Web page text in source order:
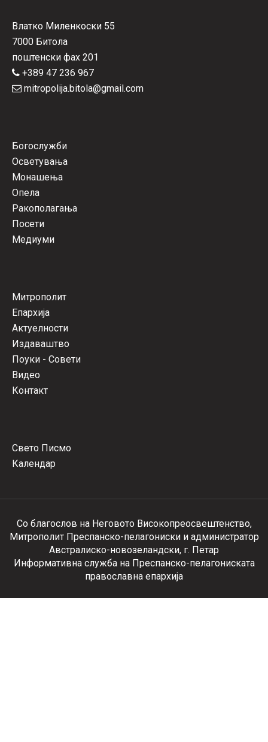
Влатко Миленкоски 55
7000 Битола
поштенски фах 201
+389 47 236 967
mitropolija.bitola@gmail.com
Богослужби
Осветувања
Монашења
Опела
Ракополагања
Посети
Медиуми
Митрополит
Епархија
Актуелности
Издаваштво
Поуки - Совети
Видео
Контакт
Свето Писмо
Календар
Со благослов на Неговото Високопреосвештенство,
Митрополит Преспанско-пелагониски и администратор
Австралиско-новозеландски, г. Петар
Информативна служба на Преспанско-пелагониската
православна епархија